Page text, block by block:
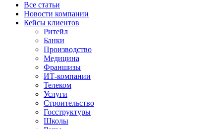
Все статьи
Новости компании
Кейсы клиентов
Ритейл
Банки
Производство
Медицина
Франшизы
ИТ-компании
Телеком
Услуги
Строительство
Госструктуры
Школы